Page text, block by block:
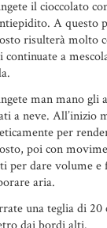
il cioccolato
A questo
risulterà molto
continuate a
man mano gli
a neve. All’inizio
per
poi con
per dare volume e
aria.
una teglia di 20